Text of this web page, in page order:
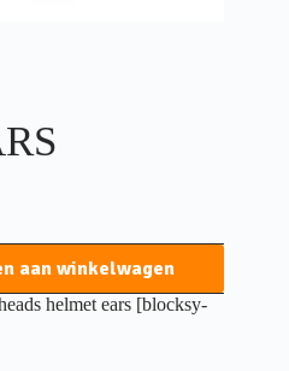
aan winkelwagen
helmet ears [blocksy-